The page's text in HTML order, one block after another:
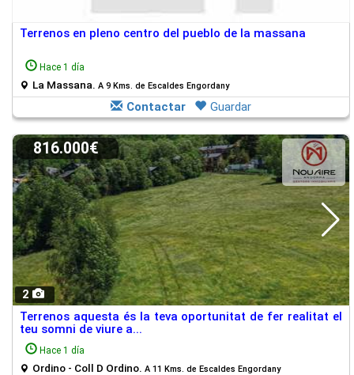
Terrenos en pleno centro del pueblo de la massana
Hace 1 día
La Massana. A 9 Kms. de Escaldes Engordany
Contactar Guardar
2
816.000€
Terrenos aquesta és la teva oportunitat de fer realitat el
teu somni de viure a...
Hace 1 día
Ordino - Coll D Ordino. A 11 Kms. de Escaldes Engordany